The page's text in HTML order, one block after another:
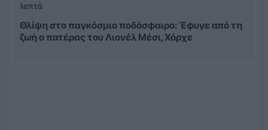
λεπτά
Θλίψη στο παγκόσμιο ποδόσφαιρο: Έφυγε από τη
ζωή ο πατέρας του Λιονέλ Μέσι, Χόρχε